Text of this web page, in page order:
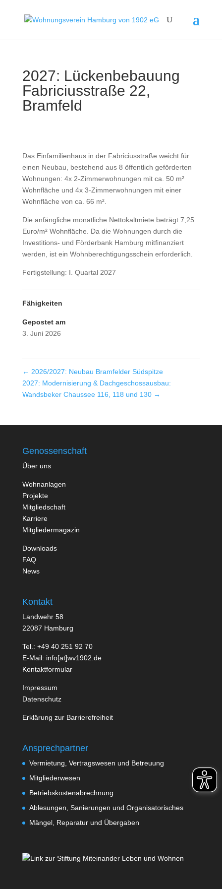
2027: Lückenbebauung
Fabriciusstraße 22,
Bramfeld
Das Einfamilienhaus in der Fabriciusstraße weicht für
einen Neubau, bestehend aus 8 öffentlich geförderten
Wohnungen: 4x 2-Zimmerwohnungen mit ca. 50 m²
Wohnfläche und 4x 3-Zimmerwohnungen mit einer
Wohnfläche von ca. 66 m².
Die anfängliche monatliche Nettokaltmiete beträgt 7,25
Euro/m² Wohnfläche. Da die Wohnungen durch die
Investitions- und Förderbank Hamburg mitfinanziert
werden, ist ein Wohnberechtigungsschein erforderlich.
Fertigstellung: I. Quartal 2027
Fähigkeiten
Gepostet am
3. Juni 2026
← 2026/2027: Neubau Bramfelder Südspitze
2027: Modernisierung & Dachgeschossausbau:
Wandsbeker Chaussee 116, 118 und 130 →
Genossenschaft
Über uns
Wohnanlagen
Projekte
Mitgliedschaft
Karriere
Mitgliedermagazin
Downloads
FAQ
News
Kontakt
Landwehr 58
22087 Hamburg
Tel.: +49 40 251 92 70
E-Mail: info[at]wv1902.de
Kontaktformular
Impressum
Datenschutz
Erklärung zur Barrierefreiheit
Ansprechpartner
Vermietung, Vertragswesen und Betreuung
Mitgliederwesen
Betriebskostenabrechnung
Ablesungen, Sanierungen und Organisatorisches
Mängel, Reparatur und Übergaben